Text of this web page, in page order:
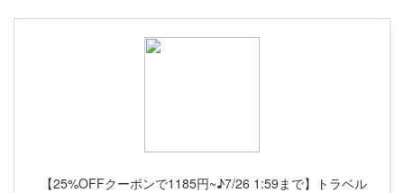
【25%OFFクーポンで1185円~♪7/26 1:59まで】トラベル